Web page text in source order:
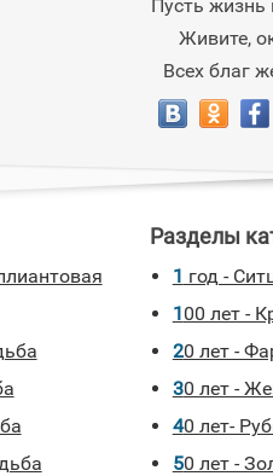
Пусть жизнь
Живите,
Всех благ
Разделы
1 год -
100 лет -
20 лет -
30 лет -
40 лет-
50 лет -